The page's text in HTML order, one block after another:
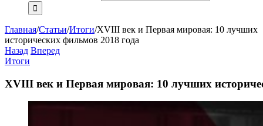
Главная/Статьи/Итоги/XVIII век и Первая мировая: 10 лучших
исторических фильмов 2018 года
Назад Вперед
Итоги
XVIII век и Первая мировая: 10 лучших